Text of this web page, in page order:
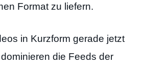
Format zu liefern.
in Kurzform gerade jetzt
die Feeds der